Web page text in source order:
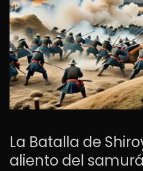
La Batalla de
aliento del